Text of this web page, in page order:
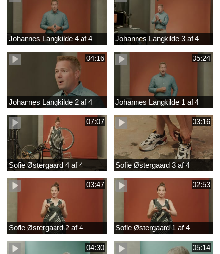
Johannes Langkilde 4 af 4 Johannes Langkilde 3 af 4
04:16
Johannes Langkilde 2 af 4
05:24
Johannes Langkilde 1 af 4
07:07
Sofie Østergaard 4 af 4
03:16
Sofie Østergaard 3 af 4
03:47
Sofie Østergaard 2 af 4
02:53
Sofie Østergaard 1 af 4
04:30 05:14